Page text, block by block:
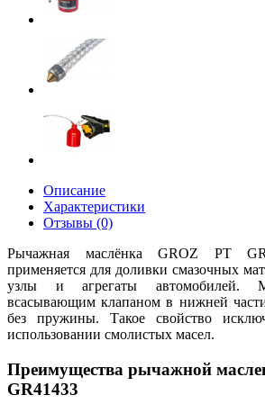
Описание
Характеристики
Отзывы (0)
Рычажная маслёнка GROZ РТ
применяется для доливки смазочных
узлы и агрегаты автомобилей.
всасывающим клапаном в нижней
без пружины. Такое свойство
использовании смолистых масел.
Преимущества рычажной
GR41433